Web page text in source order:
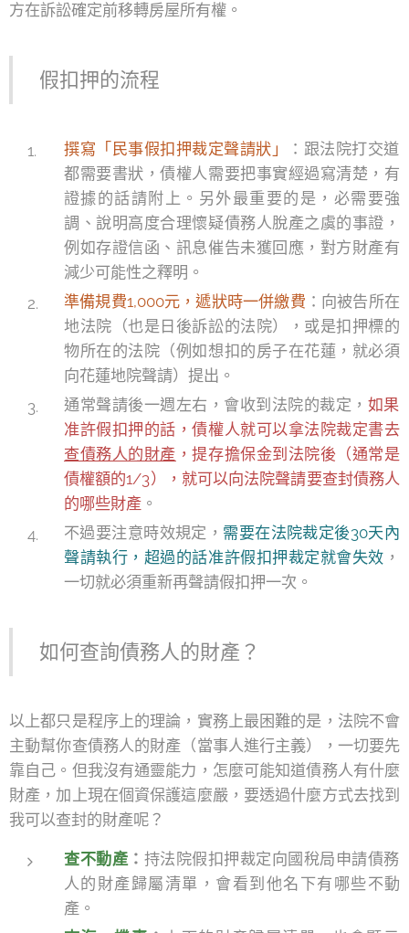
方在訴訟確定前移轉房屋所有權。
假扣押的流程
撰寫「民事假扣押裁定聲請狀」
：跟法院打交道
都需要書狀，債權人需要把事實經過寫清楚，有
證據的話請附上。另外最重要的是，必需要強
調、說明高度合理懷疑債務人脫產之虞的事證，
例如存證信函、訊息催告未獲回應，對方財產有
減少可能性之釋明。
準備規費1,000元，遞狀時一併繳費 ：向被告所在
地法院（也是日後訴訟的法院），或是扣押標的
物所在的法院（例如想扣的房子在花蓮，就必須
向花蓮地院聲請）提出。
通常聲請後一週左右，會收到法院的裁定， 如果
准許假扣押的話，債權人就可以拿法院裁定書去
查債務人的財產 ，提存擔保金到法院後（通常是
債權額的1/3），就可以向法院聲請要查封債務人
的哪些財產 。
不過要注意時效規定， 需要在法院裁定後30天內
聲請執行，超過的話准許假扣押裁定就會失效 ，
一切就必須重新再聲請假扣押一次。
如何查詢債務人的財產？
以上都只是程序上的理論，實務上最困難的是，法院不會
主動幫你查債務人的財產（當事人進行主義），一切要先
靠自己。但我沒有通靈能力，怎麼可能知道債務人有什麼
財產，加上現在個資保護這麼嚴，要透過什麼方式去找到
我可以查封的財產呢？
查不動產 ： 持法院假扣押裁定向國稅局申請債務
人的財產歸屬清單，會看到他名下有哪些不動
產。